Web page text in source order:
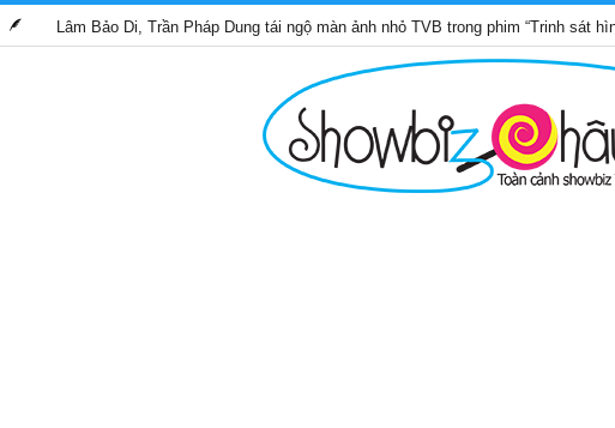
Lâm Bảo Di, Trần Pháp Dung tái ngộ màn ảnh nhỏ TVB trong phim “Trinh sát hình sự 12”